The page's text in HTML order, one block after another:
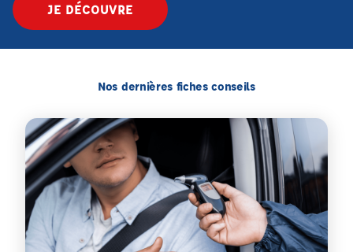
JE DÉCOUVRE
Nos dernières fiches conseils